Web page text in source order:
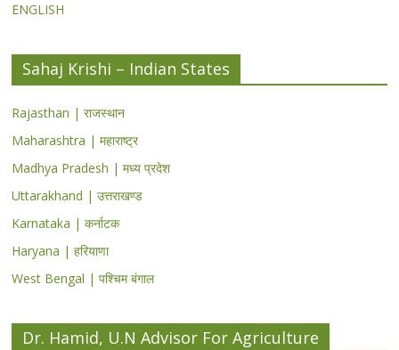
ENGLISH
Sahaj Krishi – Indian States
Rajasthan | राजस्थान
Maharashtra | महाराष्ट्र
Madhya Pradesh | मध्य प्रदेश
Uttarakhand | उत्तराखण्ड
Karnataka | कर्नाटक
Haryana | हरियाणा
West Bengal | पश्चिम बंगाल
Dr. Hamid, U.N Advisor For Agriculture